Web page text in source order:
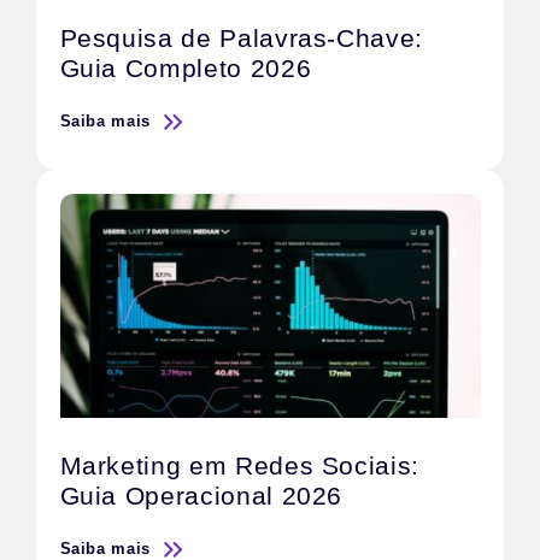
Pesquisa de Palavras-Chave:
Guia Completo 2026
Saiba mais
Marketing em Redes Sociais:
Guia Operacional 2026
Saiba mais